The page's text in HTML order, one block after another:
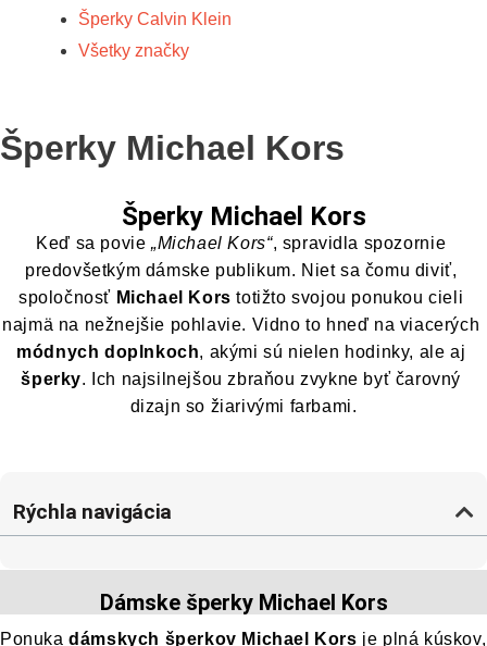
Šperky Calvin Klein
Všetky značky
Šperky Michael Kors
Šperky Michael Kors
Keď sa povie „Michael Kors“, spravidla spozornie
predovšetkým dámske publikum. Niet sa čomu diviť,
spoločnosť Michael Kors totižto svojou ponukou cieli
módnych doplnkoch
šperky. Ich najsilnejšou zbraňou zvykne byť čarovný
dizajn so žiarivými farbami.
Rýchla navigácia
Dámske šperky Michael Kors
Ponuka dámskych šperkov Michael Kors je plná kúskov,